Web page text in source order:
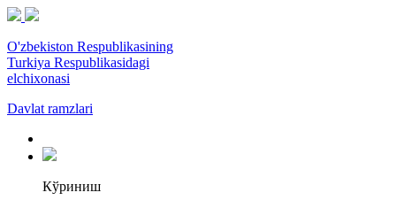
O'zbekiston Respublikasining
Turkiya Respublikasidagi
elchixonasi
Davlat ramzlari
Кўриниш